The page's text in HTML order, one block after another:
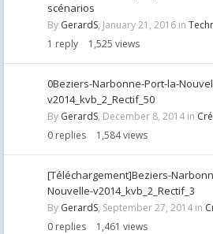
scénarios
By GerardS, January 21, 2016 in
1 reply 1,525 views
0Beziers-Narbonne-Port-la-
v2014_kvb_2_Rectif_50
By GerardS, December 8, 2014 in
0 replies 1,584views
[Téléchargement]Beziers-
Nouvelle-v2014_kvb_2_Rectif_3
By GerardS, September 27, 2014 in
0 replies 1,461 views